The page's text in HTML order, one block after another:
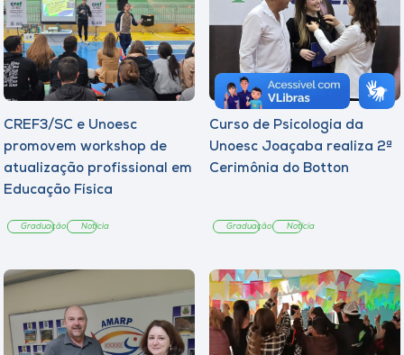
CREF3/SC e Unoesc
promovem workshop de
atualização profissional em
Educação Física
Graduação Notícia
Curso de Psicologia da
Unoesc Joaçaba realiza 2ª
Cerimônia do Botton
Graduação Notícia